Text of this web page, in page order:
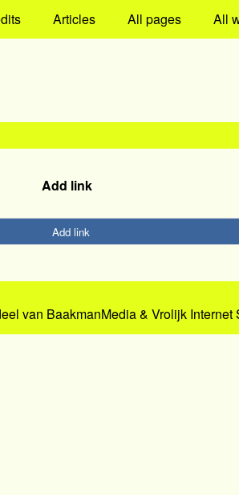
Articles All pages All
Add link
Add link
van BaakmanMedia& Vrolijk Internet